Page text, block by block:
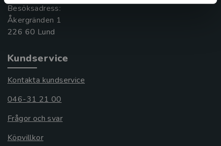
Besöksadress:
Åkergränden 1
Kundservice
Kontakta kundservice
046-31 21 00
Frågor och svar
Köpvillkor